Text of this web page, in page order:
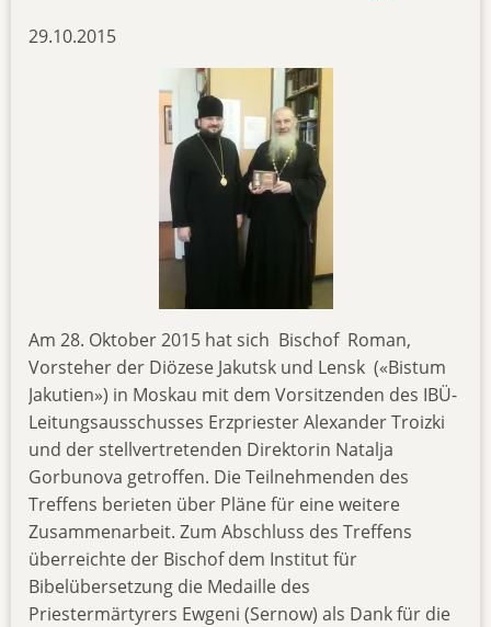
29.10.2015
Am 28. Oktober 2015 hat sich Bischof Roman,
Vorsteher der Diözese Jakutsk und Lensk («Bistum
Jakutien») in Moskau mit dem Vorsitzenden des IBÜ-
Leitungsausschusses Erzpriester Alexander Troizki
und der stellvertretenden Direktorin Natalja
Gorbunova getroffen. Die Teilnehmenden des
Treffens berieten über Pläne für eine weitere
Zusammenarbeit. Zum Abschluss des Treffens
überreichte der Bischof dem Institut für
Bibelübersetzung die Medaille des
Priestermärtyrers Ewgeni (Sernow) als Dank für die